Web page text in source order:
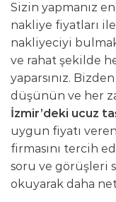
Sizin yapmanız
nakliye fiyatları ile
nakliyeciyi
ve rahat şekilde
yaparsınız.
düşünün ve her
İzmir’deki ucuz
uygun fiyatı
firmasını tercih
soru ve görüşleri
okuyarak daha net